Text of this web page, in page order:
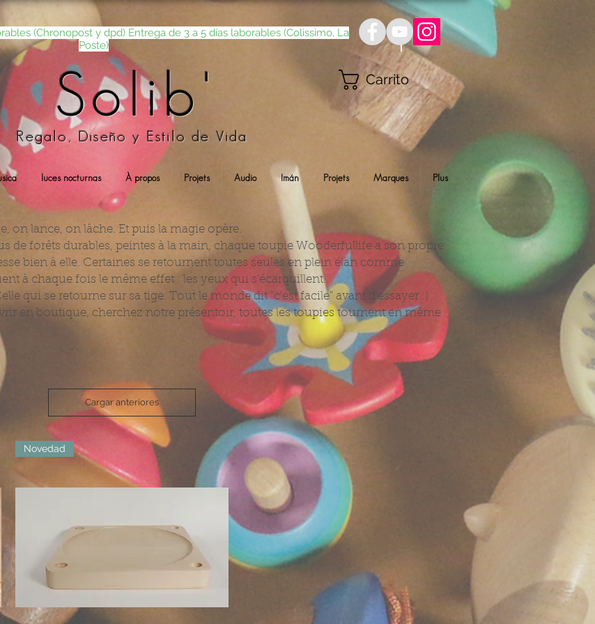
(Chronopost y dpd) Entrega de 3 a 5 días laborables (Colissimo, La
Poste)
Solib'
Regalo, Diseño y Estilo de Vida
Carrito
luces nocturnas À propos Projets Audio Imán Projets Marques Plus
on lance, on lâche. Et puis la magie opère.
de forêts durables, peintes à la main, chaque toupie Wooderfullife a son propre
bien à elle. Certaines se retournent toutes seules en plein élan comme
à chaque fois le même effet : les yeux qui s'écarquillent.
qui se retourne sur sa tige. Tout le monde dit "c'est facile" avant d'essayer :)
en boutique, cherchez notre présentoir, toutes les toupies tournent en même
Cargar anteriores
Novedad